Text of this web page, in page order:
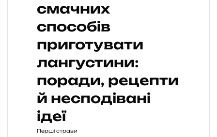
смачних
способів
приготувати
лангустини:
поради, рецепти
й несподівані
ідеї
Перші страви